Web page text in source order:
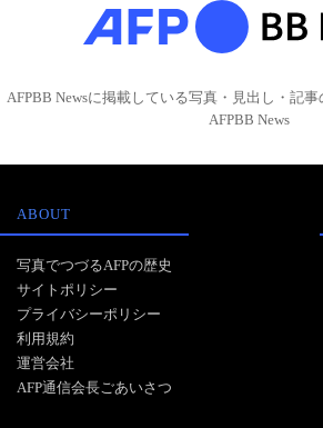
AFPBB Newsに掲載している写真・見出し・記
AFPBB News
ABOUT
写真でつづるAFPの歴史
サイトポリシー
プライバシーポリシー
利用規約
運営会社
AFP通信会長ごあいさつ